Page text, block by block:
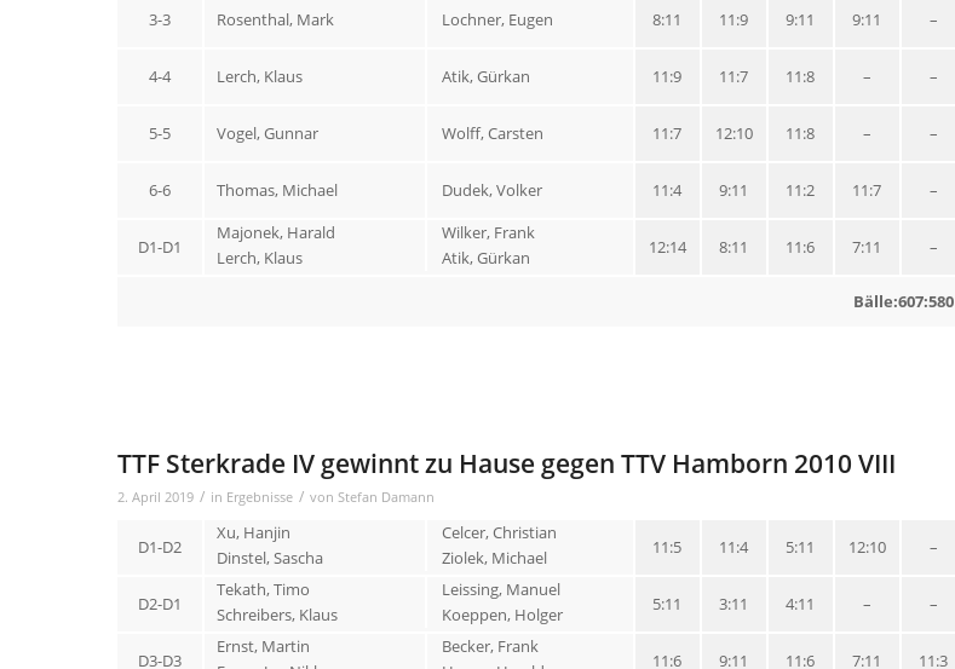
3-3 Rosenthal, Mark Lochner, Eugen –
9:11
9:11
11:9
8:11
4-4 Lerch, Klaus Atik, Gürkan –
–
11:8
11:7
11:9
5-5 Vogel, Gunnar Wolff, Carsten –
–
11:8
12:10
11:7
6-6 Thomas, Michael Dudek, Volker –
11:7
11:2
9:11
11:4
D1-D1
Majonek, Harald
Lerch, Klaus
Wilker, Frank
Atik, Gürkan
–
7:11
11:6
8:11
12:14
Bälle:607:580
TTF Sterkrade IV gewinnt zu Hause gegen TTV Hamborn 2010 VIII
2. April 2019 / in Ergebnisse / von Stefan Damann
D1-D2
Xu, Hanjin
Dinstel, Sascha
Celcer, Christian
Ziolek, Michael
–
12:10
5:11
11:4
11:5
D2-D1
Tekath, Timo
Schreibers, Klaus
Leissing, Manuel
Koeppen, Holger
–
–
4:11
3:11
5:11
D3-D3
Ernst, Martin
Becker, Frank
11:3
7:11
11:6
9:11
11:6